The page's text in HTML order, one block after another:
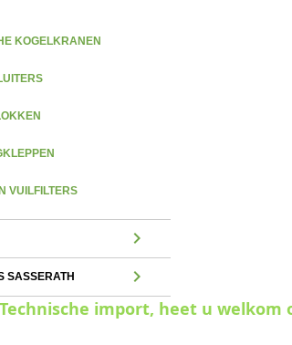
KOGELKRANEN
VUILFILTERS
chevron_right
SASSERATH chevron_right
import, heet u welkom